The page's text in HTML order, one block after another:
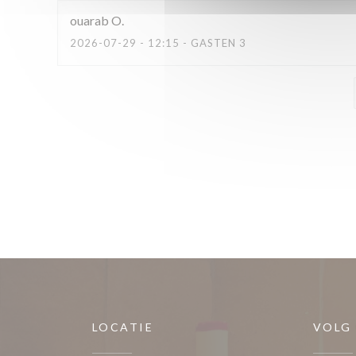
ouarab O
2026-07-29 - 12:15 - GASTEN 3
LOCATIE VOLG